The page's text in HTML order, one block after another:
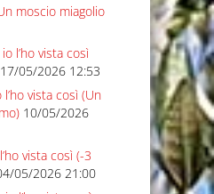
moscio miagolio
l’ho vista così
17/05/2026 12:53
vista così (Un
10/05/2026
vista così (-3
05/2026 21:00